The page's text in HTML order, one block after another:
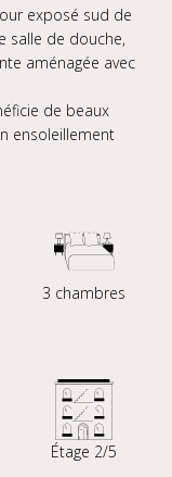
exposé sud de
salle de douche,
aménagée avec
de beaux
ensoleillement
3 chambres
Étage 2/5